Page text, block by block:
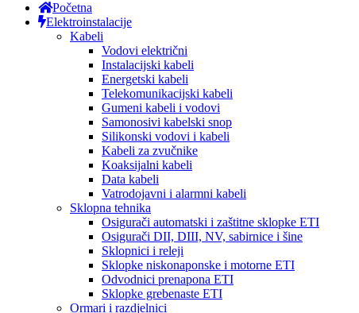
Početna
Elektroinstalacije
Kabeli
Vodovi električni
Instalacijski kabeli
Energetski kabeli
Telekomunikacijski kabeli
Gumeni kabeli i vodovi
Samonosivi kabelski snop
Silikonski vodovi i kabeli
Kabeli za zvučnike
Koaksijalni kabeli
Data kabeli
Vatrodojavni i alarmni kabeli
Sklopna tehnika
Osigurači automatski i zaštitne sklopke ETI
Osigurači DII, DIII, NV, sabirnice i šine
Sklopnici i releji
Sklopke niskonaponske i motorne ETI
Odvodnici prenapona ETI
Sklopke grebenaste ETI
Ormari i razdjelnici